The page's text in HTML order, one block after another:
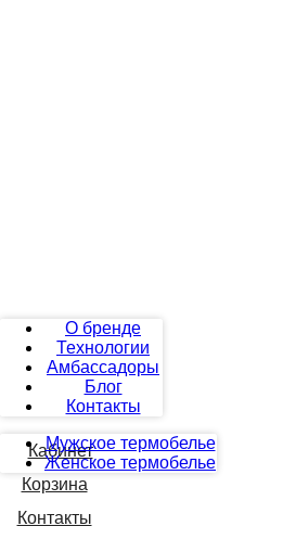
Кабинет
Корзина
Контакты
О бренде
Технологии
Амбассадоры
Блог
Контакты
Мужское термобелье
Женское термобелье